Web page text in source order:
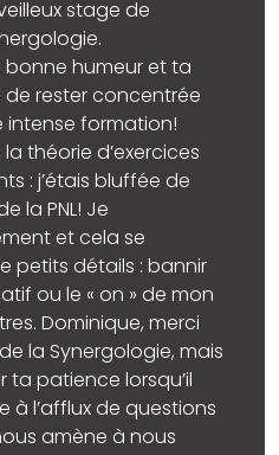
stage de
bonne humeur et ta
de rester concentrée
formation!
théorie d’exercices
: j’étais bluffée de
la PNL! Je
et cela se
petits détails : bannir
ou le « on » de mon
Dominique, merci
la Synergologie, mais
ta patience lorsqu’il
à l’afflux de questions
amène à nous